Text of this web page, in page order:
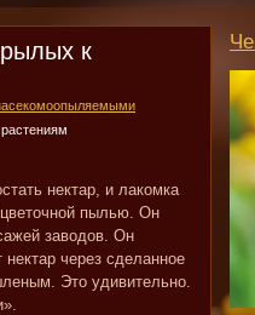
к
нектар, и лакомка
цветочной пылью. Он
заводов. Он
через сделанное
Это удивительно.